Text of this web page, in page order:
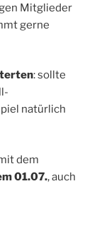
Mitglieder
gerne
: sollte
natürlich
dem
01.07., auch